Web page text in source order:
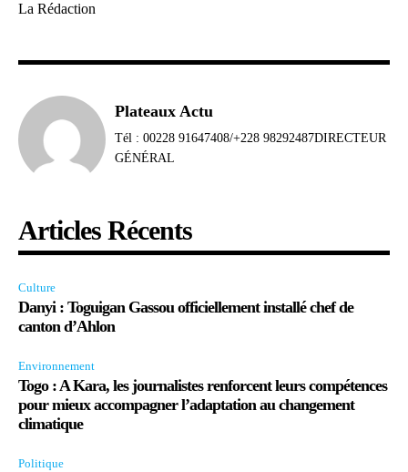
La Rédaction
Plateaux Actu
Tél : 00228 91647408/+228 98292487DIRECTEUR
GÉNÉRAL
Articles Récents
Culture
Danyi : Toguigan Gassou officiellement installé chef de
canton d’Ahlon
Environnement
Togo : A Kara, les journalistes renforcent leurs compétences
pour mieux accompagner l’adaptation au changement
climatique
Politique